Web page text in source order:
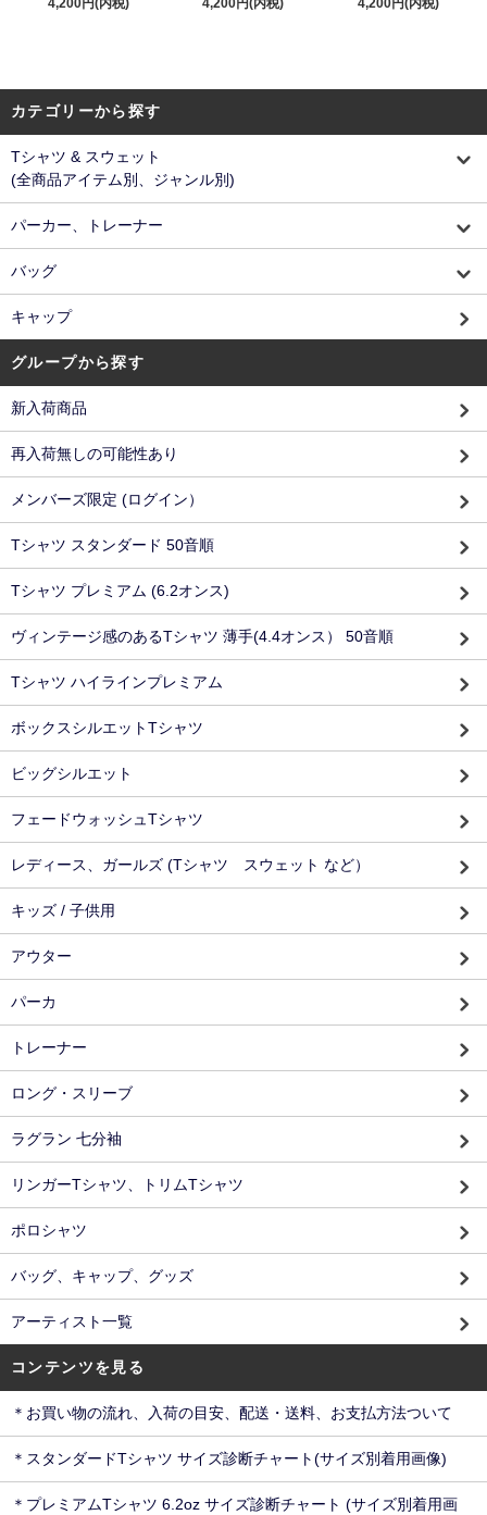
4,200円(内税) 4,200円(内税) 4,200円(内税)
カテゴリーから探す
Tシャツ & スウェット
(全商品アイテム別、ジャンル別)
パーカー、トレーナー
バッグ
キャップ
グループから探す
新入荷商品
再入荷無しの可能性あり
メンバーズ限定 (ログイン）
Tシャツ スタンダード 50音順
Tシャツ プレミアム (6.2オンス)
ヴィンテージ感のあるTシャツ 薄手(4.4オンス） 50音順
Tシャツ ハイラインプレミアム
ボックスシルエットTシャツ
ビッグシルエット
フェードウォッシュTシャツ
レディース、ガールズ (Tシャツ スウェット など）
キッズ / 子供用
アウター
パーカ
トレーナー
ロング・スリーブ
ラグラン 七分袖
リンガーTシャツ、トリムTシャツ
ポロシャツ
バッグ、キャップ、グッズ
アーティスト一覧
コンテンツを見る
＊お買い物の流れ、入荷の目安、配送・送料、お支払方法ついて
＊スタンダードTシャツ サイズ診断チャート(サイズ別着用画像)
＊プレミアムTシャツ 6.2oz サイズ診断チャート (サイズ別着用画